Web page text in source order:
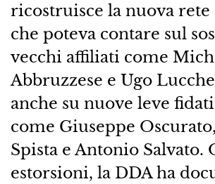
ricostruisce la nuova rete
che poteva contare sul
vecchi affiliati come
Abbruzzese e Ugo
anche su nuove leve
come Giuseppe
Spista e Antonio Salvato.
estorsioni, la DDA ha